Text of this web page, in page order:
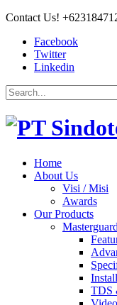
Contact Us!
Facebook
Twitter
Linkedin
Home
About Us
Visi / Misi
Awards
Our Products
TDS